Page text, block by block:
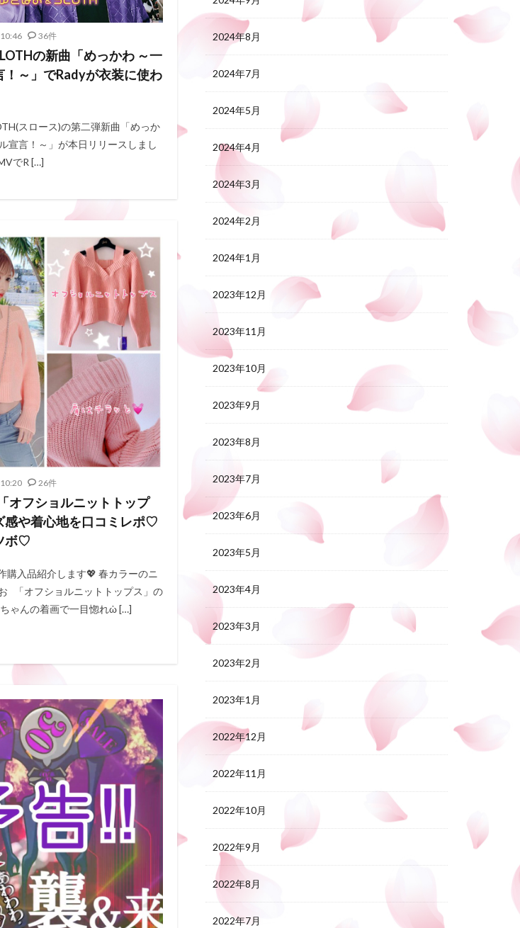
36件
の新曲「めっかわ ～一
！～」でRadyが衣装に使わ
スロース)の第二弾新曲「めっか
宣言！～」が本日リリースしまし
でR […]
26件
オフショルニットトップ
感や着心地を口コミレポ♡
ボ♡
購入品紹介します💖 春カラーのニ
「オフショルニットトップス」の
ゃんの着画で一目惚れὠ […]
2024年8月
2024年7月
2024年5月
2024年4月
2024年3月
2024年2月
2024年1月
2023年12月
2023年11月
2023年10月
2023年9月
2023年8月
2023年7月
2023年6月
2023年5月
2023年4月
2023年3月
2023年2月
2023年1月
2022年12月
2022年11月
2022年10月
2022年9月
2022年8月
2022年7月